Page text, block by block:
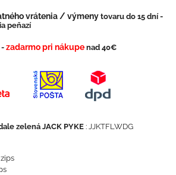
vrátenia / výmeny tovaru do 15 dní -
peňazí
- zadarmo pri nákupe nad 40€
zelená JACK PYKE : JJKTFLWDG